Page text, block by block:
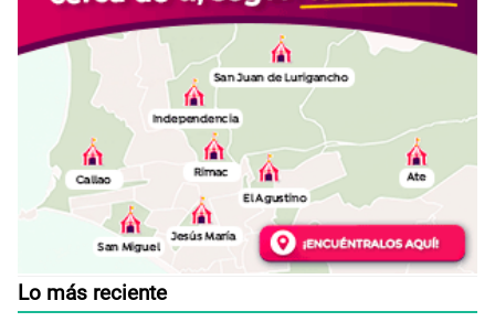
Lo más reciente